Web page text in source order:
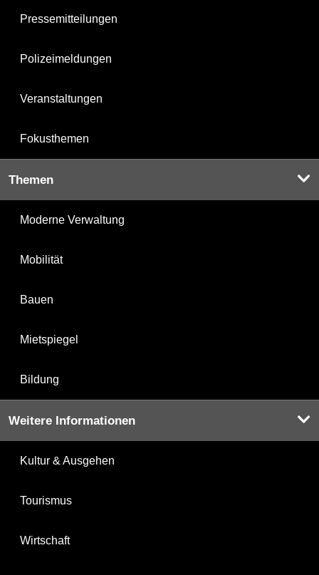
Pressemitteilungen
Polizeimeldungen
Veranstaltungen
Fokusthemen
Themen
Moderne Verwaltung
Mobilität
Bauen
Mietspiegel
Bildung
Weitere Informationen
Kultur & Ausgehen
Tourismus
Wirtschaft